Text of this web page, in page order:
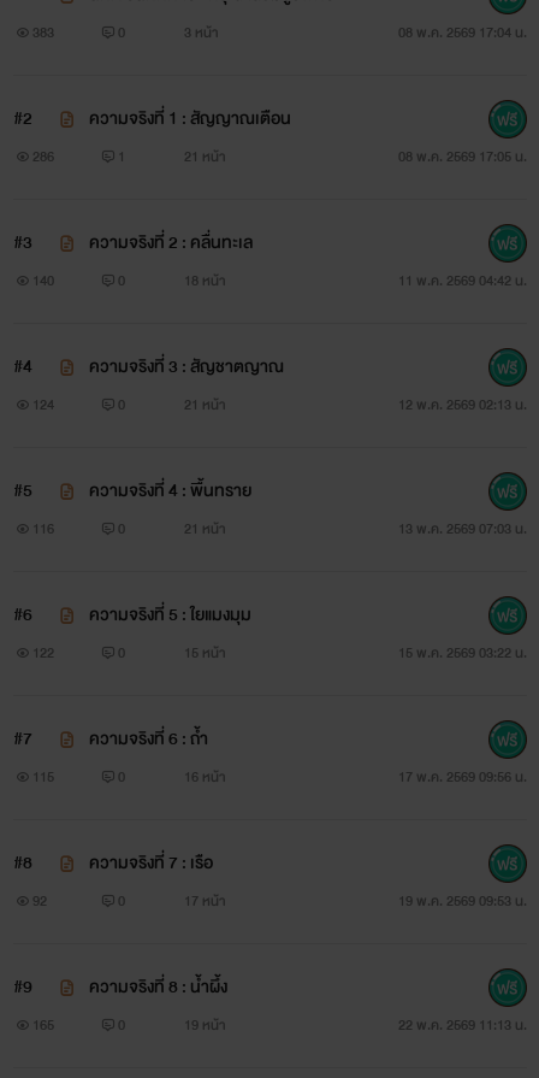
งเรือ
383 0 3 หน้า 08 พ.ค. 2569 17:04 น.
#2 ความจริงที่ 1 : สัญญาณเตือน
286 1 21 หน้า 08 พ.ค. 2569 17:05 น.
#3 ความจริงที่ 2 : คลื่นทะเล
140 0 18 หน้า 11 พ.ค. 2569 04:42 น.
#4 ความจริงที่ 3 : สัญชาตญาณ
124 0 21 หน้า 12 พ.ค. 2569 02:13 น.
#5 ความจริงที่ 4 : พื้นทราย
116 0 21 หน้า 13 พ.ค. 2569 07:03 น.
#6 ความจริงที่ 5 : ใยแมงมุม
122 0 15 หน้า 15 พ.ค. 2569 03:22 น.
#7 ความจริงที่ 6 : ถ้ำ
115 0 16 หน้า 17 พ.ค. 2569 09:56 น.
#8 ความจริงที่ 7 : เรือ
92 0 17 หน้า 19 พ.ค. 2569 09:53 น.
#9 ความจริงที่ 8 : น้ำผึ้ง
165 0 19 หน้า 22 พ.ค. 2569 11:13 น.